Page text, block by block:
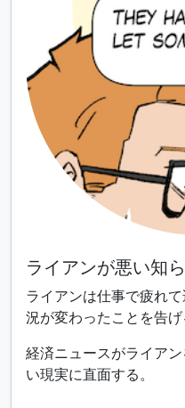
ライアンが悪い知
ライアンは仕事で疲れ
況が変わったことを告げ
経済ニュースがライア
い現実に直面する。